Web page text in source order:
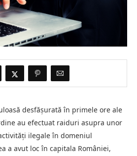
desfășurată în primele ore ale
au efectuat raiduri asupra unor
ilegale în domeniul
a avut loc în capitala României,